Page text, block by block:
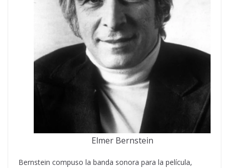
Elmer Bernstein
Bernstein compuso la banda sonora para la película,